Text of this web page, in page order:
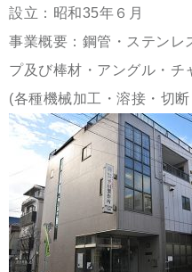
設立：昭和35年６月
事業概要：鋼管・ステンレ
プ及び棒材・アングル・チ
(各種機械加工・溶接・切